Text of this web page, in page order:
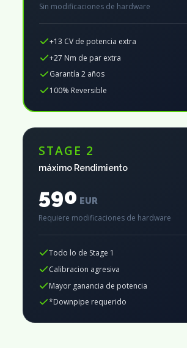
Sin modificaciones de hardware
+13 CV de potencia extra
+27 Nm de par extra
Garantía 2 años
100% Reversible
STAGE 2
máximo Rendimiento
590 EUR
Requiere modificaciones de hardware
Todo lo de Stage 1
Calibracion agresiva
Mayor ganancia de potencia
*Downpipe requerido